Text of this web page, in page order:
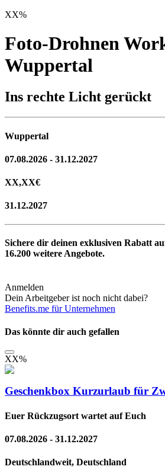
XX%
Foto-Drohnen
Wuppertal
Ins rechte Licht gerückt
Wuppertal
07.08.2026 - 31.12.2027
XX,XX€
31.12.2027
Sichere dir deinen exklusiven Rabatt
16.200 weitere Angebote.
Anmelden
Dein Arbeitgeber ist noch nicht dabei?
Benefits.me für Unternehmen
Das könnte dir auch gefallen
XX%
Geschenkbox Kurzurlaub für
Euer Rückzugsort wartet auf Euch
07.08.2026 - 31.12.2027
Deutschlandweit, Deutschland